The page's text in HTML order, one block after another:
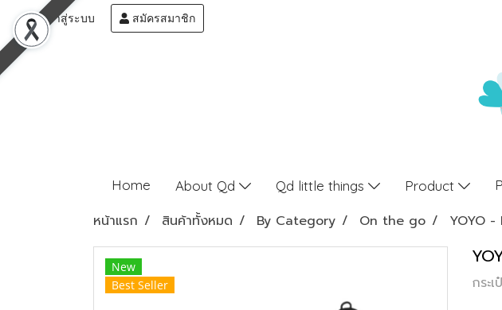
เข้าสู่ระบบ สมัครสมาชิก
Home About Qd Qd little things Product
หน้าแรก สินค้าทั้งหมด By Category On the go YOYO -
New
Best Seller
กระ